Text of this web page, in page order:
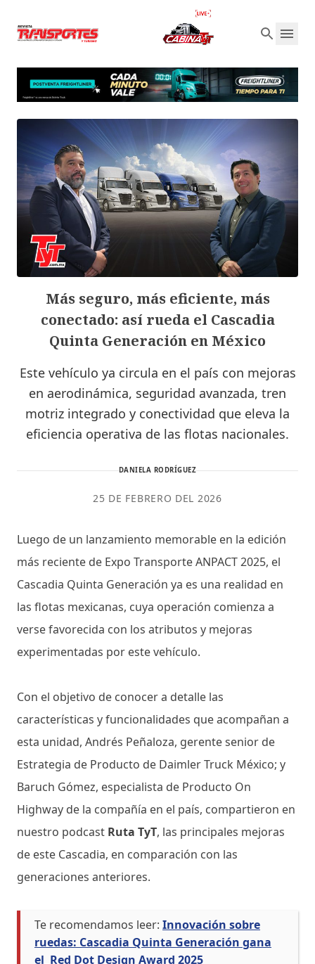
Más seguro, más eficiente, más
conectado: así rueda el Cascadia
Quinta Generación en México
Este vehículo ya circula en el país con mejoras
en aerodinámica, seguridad avanzada, tren
motriz integrado y conectividad que eleva la
eficiencia operativa de las flotas nacionales.
DANIELA RODRÍGUEZ
25 DE FEBRERO DEL 2026
Luego de un lanzamiento memorable en la edición
más reciente de Expo Transporte ANPACT 2025, el
Cascadia Quinta Generación ya es una realidad en
las flotas mexicanas, cuya operación comienza a
verse favorecida con los atributos y mejoras
experimentadas por este vehículo.
Con el objetivo de conocer a detalle las
características y funcionalidades que acompañan a
esta unidad, Andrés Peñaloza, gerente senior de
Estrategia de Producto de Daimler Truck México; y
Baruch Gómez, especialista de Producto On
Highway de la compañía en el país, compartieron en
nuestro podcast Ruta TyT, las principales mejoras
de este Cascadia, en comparación con las
generaciones anteriores.
Te recomendamos leer: Innovación sobre
ruedas: Cascadia Quinta Generación gana
el Red Dot Design Award 2025